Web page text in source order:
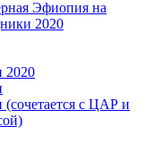
Эфиопия на
2020
с ЦАР и